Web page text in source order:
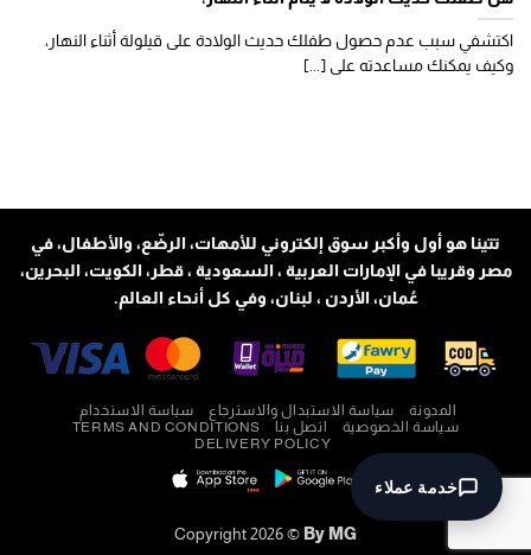
اكتشفي سبب عدم حصول طفلك حديث الولادة على قيلولة أثناء النهار،
وكيف يمكنك مساعدته على [...]
تتينا هو أول وأكبر سوق إلكتروني للأمهات، الرضّع، والأطفال، في
مصر وقريبا في الإمارات العربية ، السعودية ، قطر، الكويت، البحرين،
عُمان، الأردن ، لبنان، وفي كل أنحاء العالم.
المدونة سياسة الاستبدال والاسترجاع
سياسة الاستخدام
سياسة الخصوصية
اتصل بنا
TERMS AND CONDITIONS
DELIVERY POLICY
Copyright 2026 © By MG
خدمة عملاء